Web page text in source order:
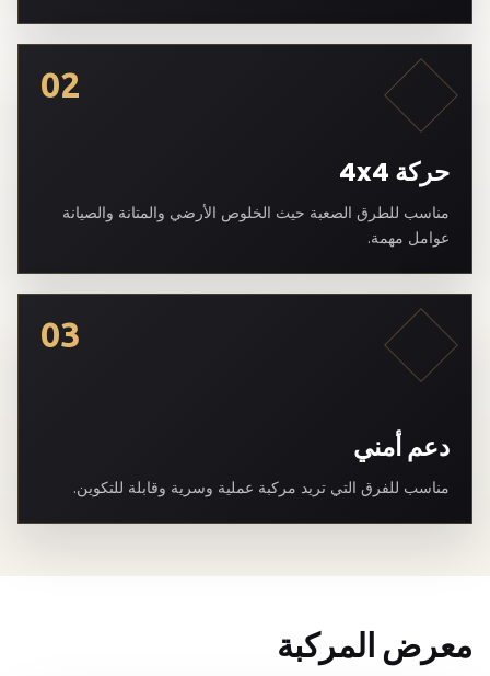
02
حركة 4x4
مناسب للطرق الصعبة حيث الخلوص الأرضي والمتانة والصيانة
عوامل مهمة.
03
دعم أمني
مناسب للفرق التي تريد مركبة عملية وسرية وقابلة للتكوين.
معرض المركبة